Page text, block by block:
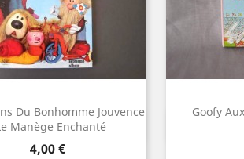
Du Bonhomme Jouvence
Manège Enchanté
Prix
4,00 €
Aperçu rapide
Goofy